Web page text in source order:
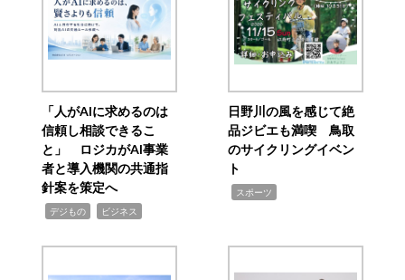
「人がAIに求めるのは
信頼し相談できるこ
と」 ロジカがAI事業
者と導入機関の共通指
針案を策定へ
デジもの ビジネス
日野川の風を感じて絶
品ジビエも満喫 鳥取
のサイクリングイベン
ト
スポーツ